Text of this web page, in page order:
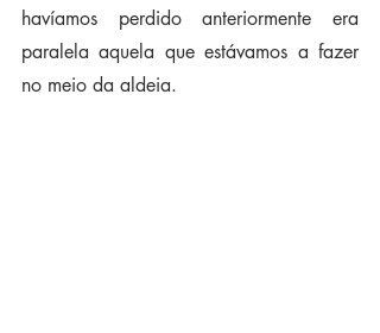
havíamos perdido anteriormente era
paralela aquela que estávamos a fazer
no meio da aldeia.